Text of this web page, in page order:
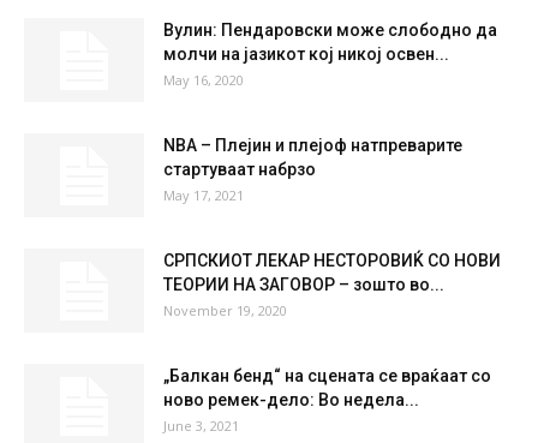
Вулин: Пендаровски може слободно да
молчи на јазикот кој никој освен...
May 16, 2020
NBA – Плејин и плејоф натпреварите
стартуваат набрзо
May 17, 2021
СРПСКИОТ ЛЕКАР НЕСТОРОВИЌ СО НОВИ
ТЕОРИИ НА ЗАГОВОР – зошто во...
November 19, 2020
„Балкан бенд“ на сцената се враќаат со
ново ремек-дело: Во недела...
June 3, 2021